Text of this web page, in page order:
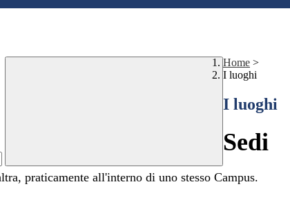
Home >
I luoghi
I luoghi
Sedi
praticamente all'interno di uno stesso Campus.